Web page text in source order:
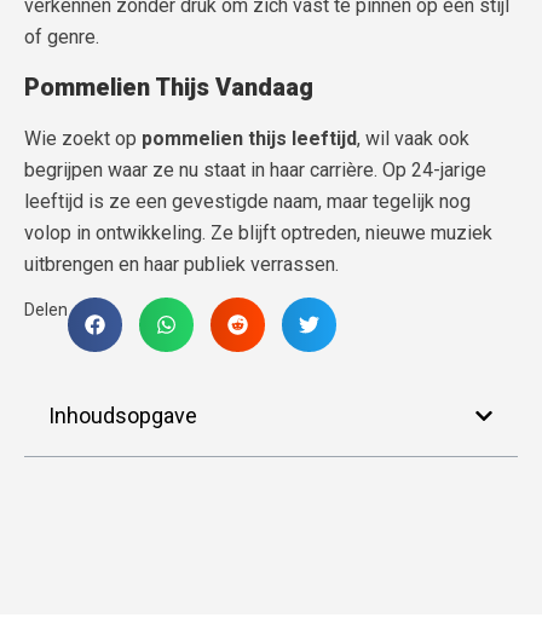
verkennen zonder druk om zich vast te pinnen op één stijl
of genre.
Pommelien Thijs Vandaag
Wie zoekt op pommelien thijs leeftijd, wil vaak ook
begrijpen waar ze nu staat in haar carrière. Op 24-jarige
leeftijd is ze een gevestigde naam, maar tegelijk nog
volop in ontwikkeling. Ze blijft optreden, nieuwe muziek
uitbrengen en haar publiek verrassen.
Delen
Inhoudsopgave